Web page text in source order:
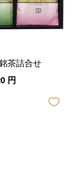
茶詰合せ
円